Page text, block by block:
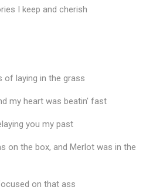
I keep and cherish
of laying in the grass
my heart was beatin' fast
you my past
on the box, and Merlot was in the
on that ass